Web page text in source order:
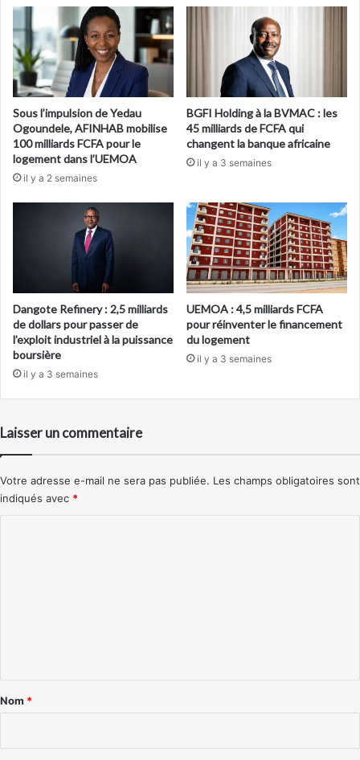
Sous l’impulsion de Yedau
Ogoundele, AFINHAB mobilise
100 milliards FCFA pour le
logement dans l’UEMOA
il y a 2 semaines
BGFI Holding à la BVMAC : les
45 milliards de FCFA qui
changent la banque africaine
il y a 3 semaines
Dangote Refinery : 2,5 milliards
de dollars pour passer de
l’exploit industriel à la puissance
boursière
il y a 3 semaines
UEMOA : 4,5 milliards FCFA
pour réinventer le financement
du logement
il y a 3 semaines
Laisser un commentaire
Votre adresse e-mail ne sera pas publiée. Les champs obligatoires sont
indiqués avec *
a
Nom *